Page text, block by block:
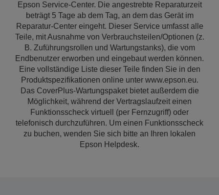
Epson Service-Center. Die angestrebte Reparaturzeit
beträgt 5 Tage ab dem Tag, an dem das Gerät im
Reparatur-Center eingeht. Dieser Service umfasst alle
Teile, mit Ausnahme von Verbrauchsteilen/Optionen (z.
B. Zuführungsrollen und Wartungstanks), die vom
Endbenutzer erworben und eingebaut werden können.
Eine vollständige Liste dieser Teile finden Sie in den
Produktspezifikationen online unter www.epson.eu.
Das CoverPlus-Wartungspaket bietet außerdem die
Möglichkeit, während der Vertragslaufzeit einen
Funktionsscheck virtuell (per Fernzugriff) oder
telefonisch durchzuführen. Um einen Funktionsscheck
zu buchen, wenden Sie sich bitte an Ihren lokalen
Epson Helpdesk.